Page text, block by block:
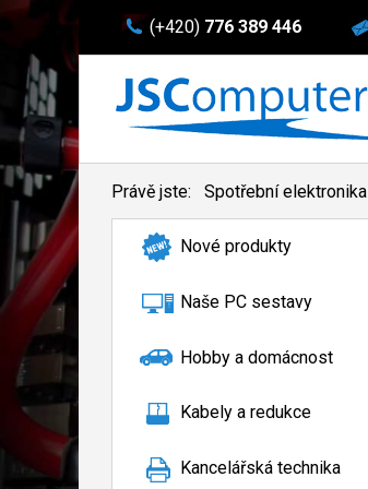
(+420) 776 389 446
Právě jste: Spotřební elektronika
Nové produkty
Naše PC sestavy
Hobby a domácnost
Kabely a redukce
Kancelářská technika